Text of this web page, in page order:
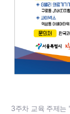
3주차 교육 주제는 '